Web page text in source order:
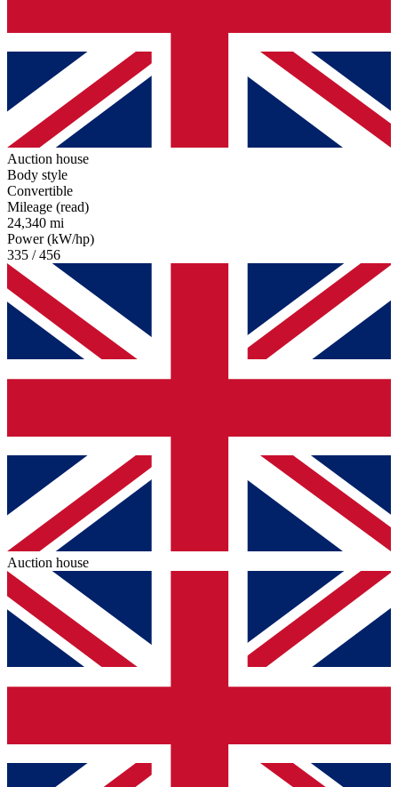
Auction house
Body style
Convertible
Mileage (read)
24,340 mi
Power (kW/hp)
335 / 456
Auction house